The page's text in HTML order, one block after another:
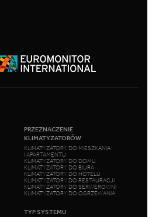
PRZEZNACZENIE
KLIMATYZATORÓW
KLIMATYZATORY DO MIESZKANIA
I APARTAMENTU
KLIMATYZATORY DO DOMU
KLIMATYZATORY DO BIURA
KLIMATYZATORY DO HOTELU
KLIMATYZATORY DO RESTAURACJI
KLIMATYZATORY DO SERWEROWNI
KLIMATYZATORY DO OGRZEWANIA
TYP SYSTEMU